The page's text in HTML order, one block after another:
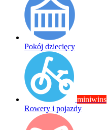
Pokój dziecięcy
miniwins
Rowery i pojazdy